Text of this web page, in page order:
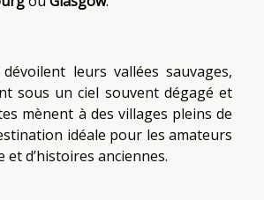
dévoilent leurs vallées sauvages,
sous un ciel souvent dégagé et
mènent à des villages pleins de
idéale pour les amateurs
d’histoires anciennes.